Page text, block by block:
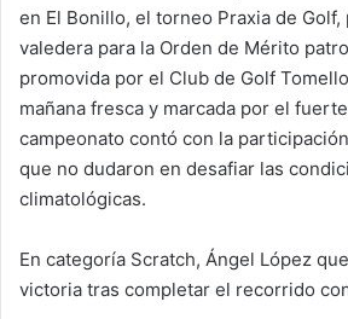
en El Bonillo, el torneo Praxia de
valedera para la Orden de Mérito
promovida por el Club de Golf
mañana fresca y marcada por el
campeonato contó con la
que no dudaron en desafiar las
climatológicas.
En categoría Scratch, Ángel López
victoria tras completar el recorrido